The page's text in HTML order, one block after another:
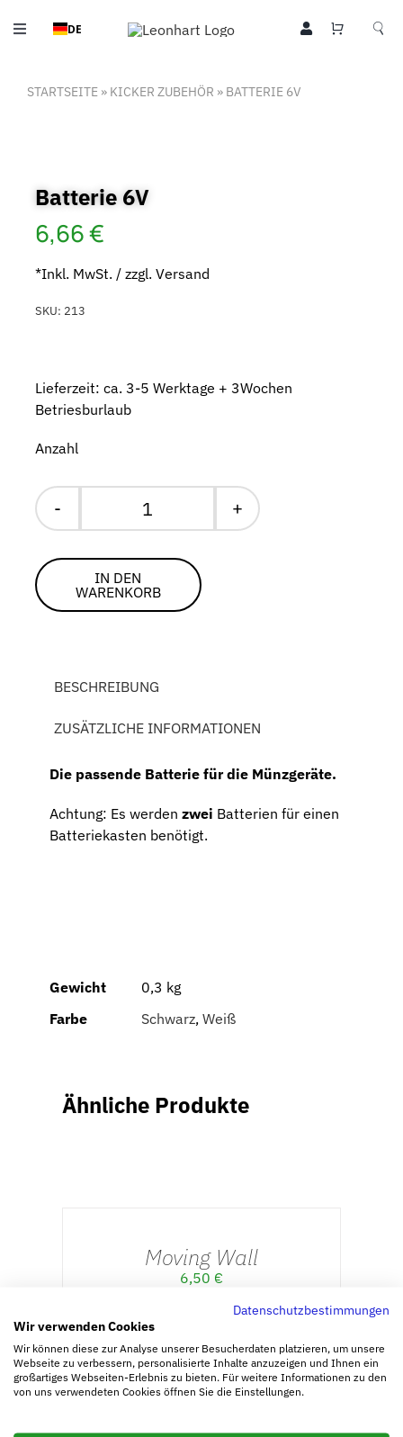
InhaltToggle
Leo Style
Kontakt
DE
STARTSEITE» KICKER ZUBEHÖR » BATTERIE 6V
Batterie 6V
6,66€
*Inkl. MwSt. / zzgl. Versand
SKU: 213
Lieferzeit: ca. 3-5 Werktage + 3Wochen
Betriesburlaub
Anzahl
Batterie
Menge
IN DEN
WARENKORB
BESCHREIBUNG
ZUSÄTZLICHE INFORMATIONEN
Die passende Batterie für die Münzgeräte.
Achtung: Es werden zwei Batterien für einen
Batteriekasten benötigt.
Gewicht
0,3 kg
Farbe
Schwarz, Weiß
Ähnliche Produkte
Moving Wall
6,50 €
inkl. 19 % MwSt.
zzgl.Versandkosten
Lieferzeit: ca. 3-5 Werktage + 3Wochen
Betriesburlaub
Datenschutzbestimmungen
Wir verwenden Cookies
Wir können diese zur Analyse unserer Besucherdaten platzieren, um unsere
Webseite zu verbessern, personalisierte Inhalte anzuzeigen und Ihnen ein
großartiges Webseiten-Erlebnis zu bieten. Für weitere Informationen zu den
von uns verwendeten Cookies öffnen Sie die Einstellungen.